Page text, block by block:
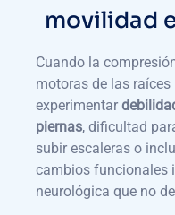
movilidad
Cuando la
motoras de las
experimentar
piernas, dificultad
subir escaleras o
cambios funcionales
neurológica que no